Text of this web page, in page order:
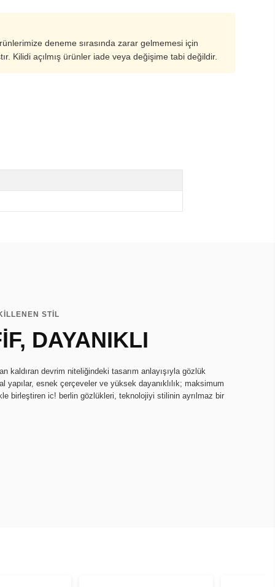
deneme sırasında zarar gelmemesi için
Kilidi açılmış ürünler iade veya değişime tabi değildir.
STİL
DAYANIKLI
kaldıran devrim niteliğindeki tasarım anlayışıyla gözlük
yapılar, esnek çerçeveler ve yüksek dayanıklılık; maksimum
birleştiren ic! berlin gözlükleri, teknolojiyi stilinin ayrılmaz bir